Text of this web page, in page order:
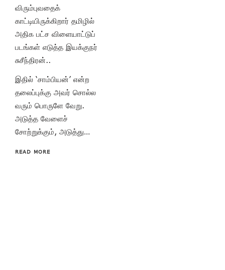
விரும்புவதைக்
காட்டியிருக்கிறார் தமிழில்
அதிக பட்ச விளையாட்டுப்
படங்கள் எடுத்த இயக்குநர்
சுசீந்திரன்..
இதில் ‘சாம்பியன்’ என்ற
தலைப்புக்கு அவர் சொல்ல
வரும் பொருளே வேறு.
அடுத்த வேளைச்
சோற்றுக்கும், அடுத்து…
READ MORE